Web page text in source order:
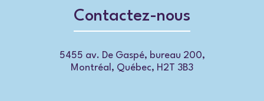
Contactez-nous
5455 av. De Gaspé, bureau 200,
Montréal, Québec, H2T 3B3